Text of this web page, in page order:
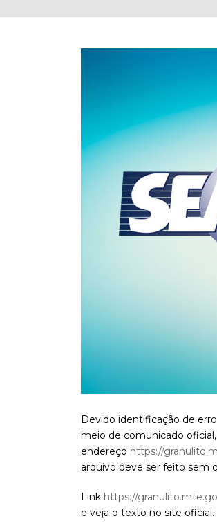
Devido identificação de
meio de comunicado
endereço https://
arquivo deve ser feito sem
Link https://
e veja o texto no site oficial.